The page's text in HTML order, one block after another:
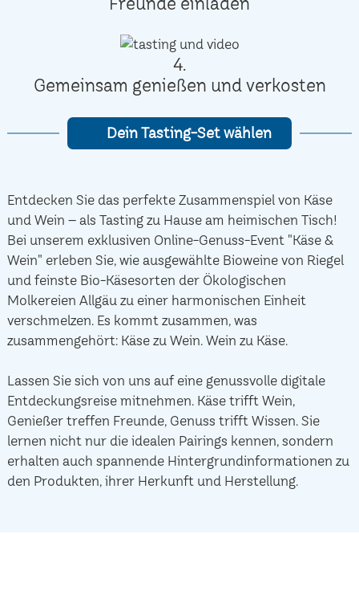
4.
Gemeinsam genießen und verkosten
Dein Tasting-Set wählen
Entdecken Sie das perfekte Zusammenspiel von Käse
und Wein – als Tasting zu Hause am heimischen Tisch!
Bei unserem exklusiven Online-Genuss-Event "Käse &
Wein" erleben Sie, wie ausgewählte Bioweine von Riegel
und feinste Bio-Käsesorten der Ökologischen
Molkereien Allgäu zu einer harmonischen Einheit
verschmelzen. Es kommt zusammen, was
zusammengehört: Käse zu Wein. Wein zu Käse.
Lassen Sie sich von uns auf eine genussvolle digitale
Entdeckungsreise mitnehmen. Käse trifft Wein,
Genießer treffen Freunde, Genuss trifft Wissen. Sie
lernen nicht nur die idealen Pairings kennen, sondern
erhalten auch spannende Hintergrundinformationen zu
den Produkten, ihrer Herkunft und Herstellung.